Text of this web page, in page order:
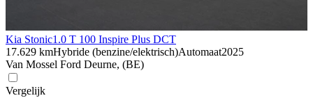
Kia Stonic1.0 T 100 Inspire Plus DCT
17.629 kmHybride (benzine/elektrisch)Automaat2025
Van Mossel Ford Deurne, (BE)
Vergelijk